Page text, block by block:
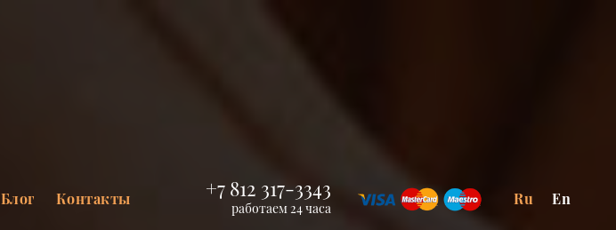
Блог Контакты +7 812 317-3343
работаем 24 часа
Ru En